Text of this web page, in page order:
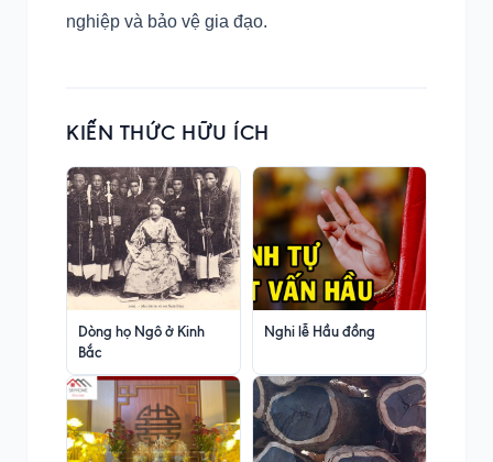
nghiệp và bảo vệ gia đạo.
KIẾN THỨC HỮU ÍCH
Dòng họ Ngô ở Kinh
Bắc
Nghi lễ Hầu đồng